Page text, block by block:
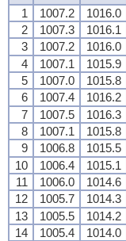
1
1007.2 1016.0
2
1007.3 1016.1
3
1007.2 1016.0
4
1007.1 1015.9
5
1007.0 1015.8
6
1007.4 1016.2
7
1007.5 1016.3
8
1007.1 1015.8
9
1006.8 1015.5
10
1006.4 1015.1
11
1006.0 1014.6
12
1005.7 1014.3
13
1005.5 1014.2
14
1005.4 1014.0